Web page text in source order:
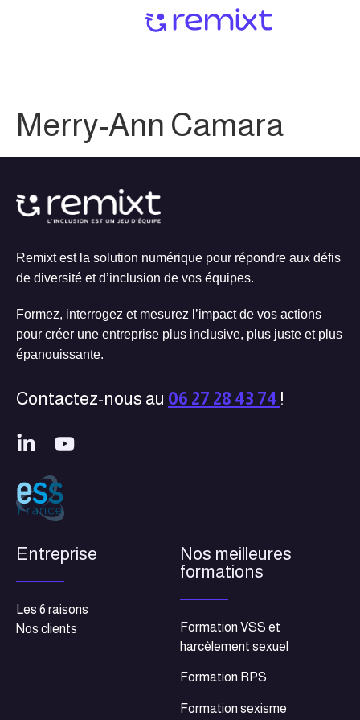
Merry-Ann Camara
Remixt est la solution numérique pour répondre aux défis
de diversité et d’inclusion de vos équipes.
Formez, interrogez et mesurez l’impact de vos actions
pour créer une entreprise plus inclusive, plus juste et plus
épanouissante.
Contactez-nous au 06 27 28 43 74 !
Entreprise
Les 6 raisons
Nos clients
Nos meilleures
formations
Formation VSS et
harcèlement sexuel
Formation RPS
Formation sexisme